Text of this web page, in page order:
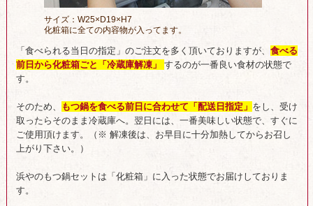
サイズ：W25×D19×H7
化粧箱に全ての内容物が入ってます。
「食べられる当日の指定」のご注文を多く頂いておりますが、 食べる
前日から化粧箱ごと「冷蔵庫解凍」 するのが一番良い食材の状態で
す。
そのため、 もつ鍋を食べる前日に合わせて「配送日指定」 をし、受け
取ったらそのまま冷蔵庫へ。翌日には、一番美味しい状態で、すぐに
ご使用頂けます。（※ 解凍後は、お早目に十分加熱してからお召し
上がり下さい。）
浜やのもつ鍋セットは「化粧箱」に入った状態でお届けしておりま
す。